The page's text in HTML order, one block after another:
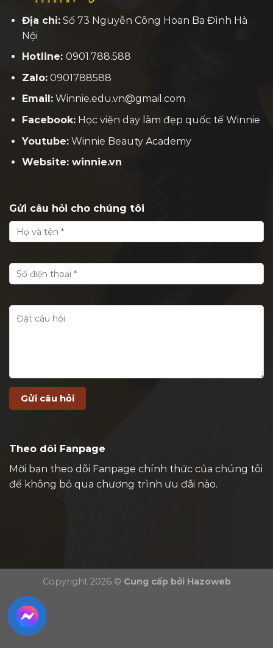
Địa chỉ:Số 73 Nguyễn Công Hoan Ba Đình Hà
Nội
Hotline: 0901.788.588
Zalo:0901788588
Email:Winnie.edu.vn@gmail.com
Facebook:Học viện dạy làm đẹp quốc tế Winnie
Youtube:Winnie Beauty Academy
Website: winnie.vn
Gửi câu hỏi cho chúng tôi
Theo dõi Fanpage
Mời bạn theo dõi Fanpage chính thức của chúng tôi
để không bỏ qua chương trình ưu đãi nào.
Copyright 2026 © Cung cấp bởi Hazoweb